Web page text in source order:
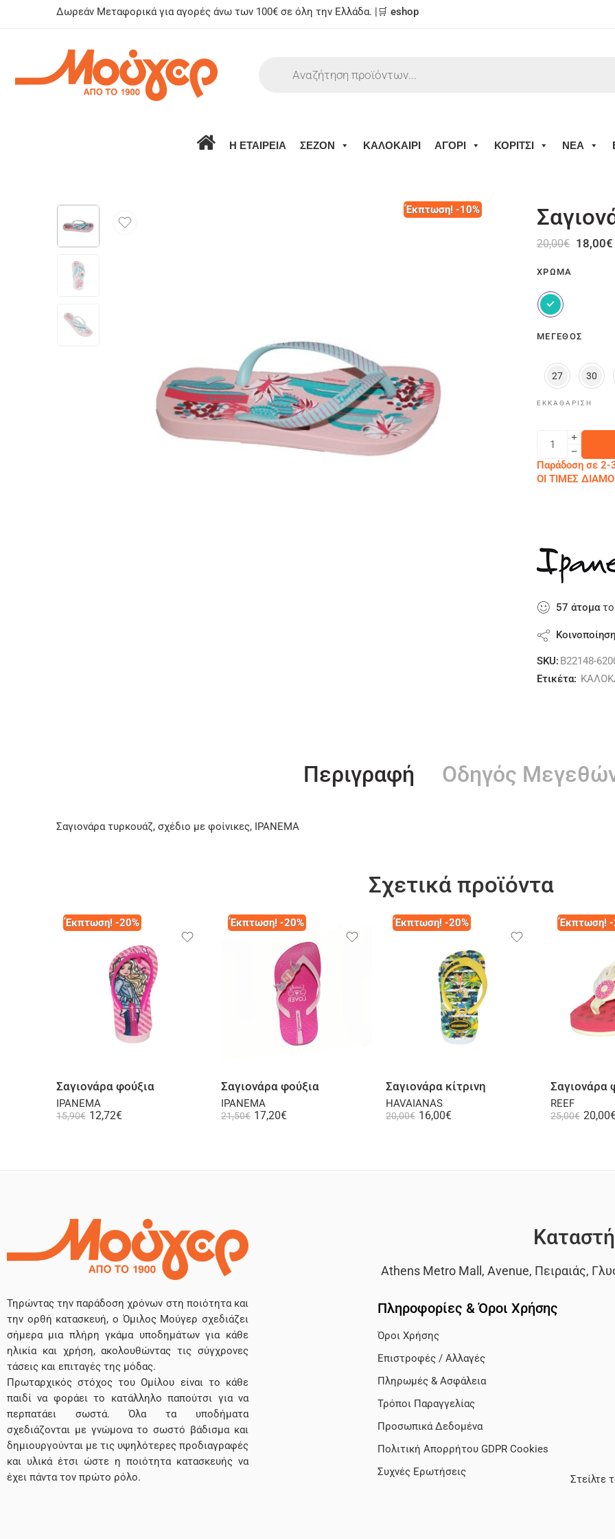
Δωρεάν Μεταφορικά για αγορές άνω των 100€ σε όλη την Ελλάδα. |🛒 eshop
Η ΕΤΑΙΡΕΙΑ ΣΕΖΟΝ ΚΑΛΟΚΑΙΡΙ ΑΓΟΡΙ ΚΟΡΙΤΣΙ ΝΕΑ
Έκπτωση! -10%
20,00€ 18,00€
ΧΡΏΜΑ
ΜΈΓΕΘΟΣ
27 30
ΕΚΚΑΘΆΡΙΣΗ
Παράδοση σε 2-
ΟΙ ΤΙΜΕΣ
57 άτοματο
Κοινοποίηση
SKU: B22148-
Ετικέτα:
Περιγραφή Οδηγός
Σαγιονάρα τυρκουάζ, σχέδιο με φοίνικες, IPANEMA
Σχετικά προϊόντα
Έκπτωση! -20%
Σαγιονάρα φούξια
IPANEMA
15,90€ 12,72€
Έκπτωση! -20%
Επιλογή
Σαγιονάρα φούξια
IPANEMA
21,50€ 17,20€
Έκπτωση! -20%
Σαγιονάρα κίτρινη
HAVAIANAS
20,00€ 16,00€
Έκπτωση! -
Σαγιονάρα
REEF
25,00€ 20,00
Τηρώντας την παράδοση χρόνων στη ποιότητα και
την ορθή κατασκευή, ο Όμιλος Μούγερ σχεδιάζει
σήμερα μια πλήρη γκάμα υποδημάτων για κάθε
ηλικία και χρήση, ακολουθώντας τις σύγχρονες
τάσεις και επιταγές της μόδας.
Πρωταρχικός στόχος του Ομίλου είναι το κάθε
παιδί να φοράει το κατάλληλο παπούτσι για να
περπατάει σωστά. Όλα τα υποδήματα
σχεδιάζονται με γνώμονα το σωστό βάδισμα και
δημιουργούνται με τις υψηλότερες προδιαγραφές
και υλικά έτσι ώστε η ποιότητα κατασκευής να
έχει πάντα τον πρώτο ρόλο.
Athens Metro Mall, Avenue, Πειραιάς,
Πληροφορίες & Όροι Χρήσης
Όροι Χρήσης
Επιστροφές / Αλλαγές
Πληρωμές & Ασφάλεια
Τρόποι Παραγγελίας
Προσωπικά Δεδομένα
Πολιτική Απορρήτου GDPR Cookies
Συχνές Ερωτήσεις
Στείλτε